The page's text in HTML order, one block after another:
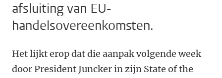
afsluiting van EU-
handelsovereenkomsten.
Het lijkt erop dat die aanpak volgende week
door President Juncker in zijn State of the